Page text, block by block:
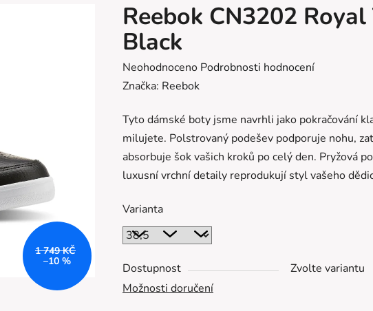
Reebok CN3202 Royal
Black
Průměrné
hodnocení
je
0,0
z
5
Neohodnoceno Podrobnosti hodnocení
Značka: Reebok
Tyto dámské boty jsme navrhli jako pokračování
milujete. Polstrovaný podešev podporuje nohu,
absorbuje šok vašich kroků po celý den. Pryžová
luxusní vrchní detaily reprodukují styl vašeho
Varianta
Dostupnost
Zvolte variantu
Možnosti doručení
1 749 KČ
–10 %